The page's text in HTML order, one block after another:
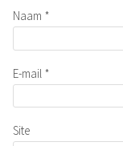
Naam *
E-mail *
Site